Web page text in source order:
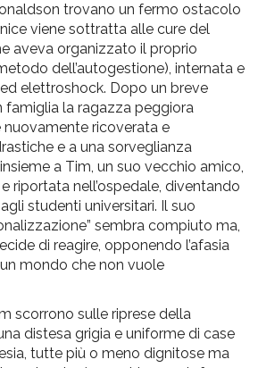
trovano un fermo ostacolo
viene sottratta alle cure del
aveva organizzato il proprio
dell’autogestione), internata e
elettroshock. Dopo un breve
famiglia la ragazza peggiora
nuovamente ricoverata e
e a una sorveglianza
a Tim, un suo vecchio amico,
riportata nell’ospedale, diventando
studenti universitari. Il suo
sembra compiuto ma,
di reagire, opponendo l’afasia
mondo che non vuole
scorrono sulle riprese della
distesa grigia e uniforme di case
tutte più o meno dignitose ma